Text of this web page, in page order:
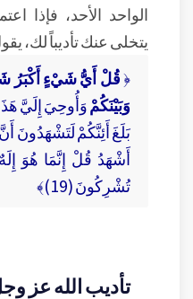
الواحد الأحد، فإذا
يتخلى عنك تأديباً لك،
﴿قُلْ أَيُّ شَيْءٍ أَكْبَرُ
وَبَيْنَكُمْوَأُوحِيَ إِلَيَّ
بَلَغَ أَئِنَّكُمْ لَتَشْهَدُونَ
أَشْهَدُ قُلْ إِنَّمَا هُوَ
تُشْرِكُونَ (19)﴾
تأديب الله عز